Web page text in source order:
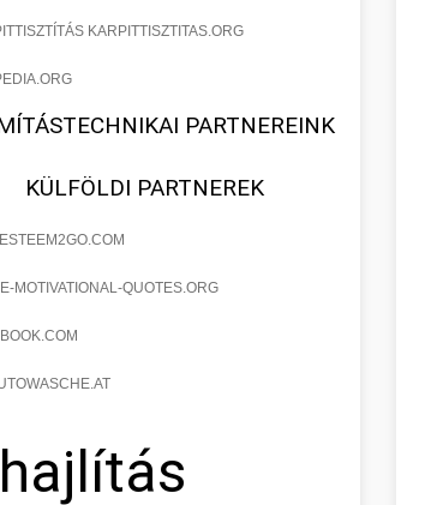
KARPITTISZTITAS.ORG
PARTNEREINK
KÜLFÖLDI PARTNEREK
MOTIVATIONAL-QUOTES.ORG